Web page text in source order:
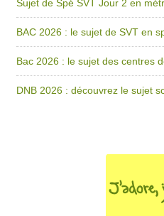
Sujet de Spé SVT Jour 2 en
BAC 2026 : le sujet de SVT en
Bac 2026 : le sujet des centres
DNB 2026 : découvrez le sujet